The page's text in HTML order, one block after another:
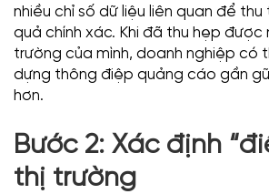
nhiều chỉ số dữ liệu liên quan để
quả chính xác. Khi đã thu hẹp được
trường của mình, doanh nghiệp có
dựng thông điệp quảng cáo gần
hơn.
Bước 2: Xác định
thị trường